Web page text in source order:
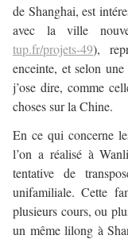
de Shanghai, est
avec la ville
tup.fr/projets-49),
enceinte, et selon
j’ose dire, comme
choses sur la Chine.
En ce qui concerne
l’on a réalisé à
tentative de
unifamiliale. Cette
plusieurs cours, ou
un même lilong à